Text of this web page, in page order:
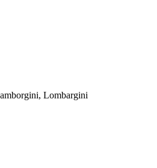
Lombargini